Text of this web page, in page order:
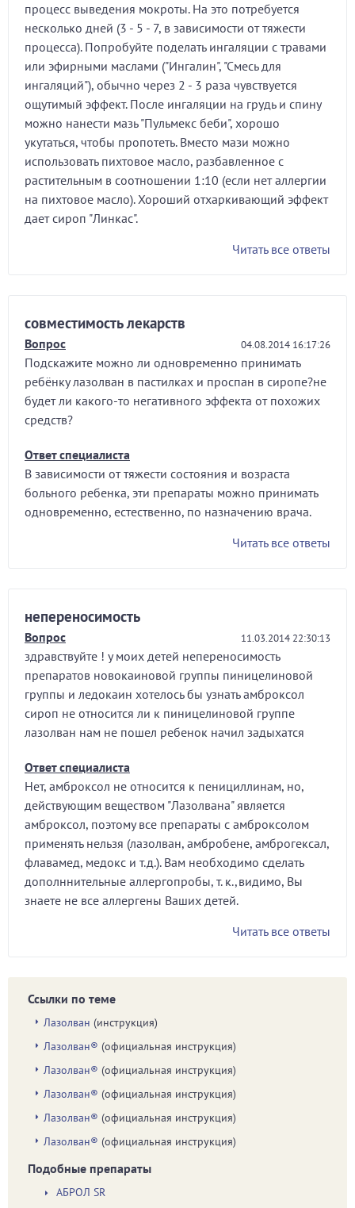
процесс выведения мокроты. На это потребуется
несколько дней (3 - 5 - 7, в зависимости от тяжести
процесса). Попробуйте поделать ингаляции с травами
или эфирными маслами ("Ингалин", "Смесь для
ингаляций"), обычно через 2 - 3 раза чувствуется
ощутимый эффект. После ингаляции на грудь и спину
можно нанести мазь "Пульмекс беби", хорошо
укутаться, чтобы пропотеть. Вместо мази можно
использовать пихтовое масло, разбавленное с
растительным в соотношении 1:10 (если нет аллергии
на пихтовое масло). Хороший отхаркивающий эффект
дает сироп "Линкас".
Читать все ответы
совместимость лекарств
Вопрос 04.08.2014 16:17:26
Подскажите можно ли одновременно принимать
ребёнку лазолван в пастилках и проспан в сиропе?не
будет ли какого-то негативного эффекта от похожих
средств?
Ответ специалиста
В зависимости от тяжести состояния и возраста
больного ребенка, эти препараты можно принимать
одновременно, естественно, по назначению врача.
Читать все ответы
непереносимость
Вопрос 11.03.2014 22:30:13
здравствуйте ! у моих детей непереносимость
препаратов новокаиновой группы пиницелиновой
группы и ледокаин хотелось бы узнать амброксол
сироп не относится ли к пиницелиновой группе
лазолван нам не пошел ребенок начил задыхатся
Ответ специалиста
Нет, амброксол не относится к пенициллинам, но,
действующим веществом "Лазолвана" является
амброксол, поэтому все препараты с амброксолом
применять нельзя (лазолван, амбробене, амброгексал,
флавамед, медокс и т.д.). Вам необходимо сделать
дополннительные аллергопробы, т. к.,видимо, Вы
знаете не все аллергены Ваших детей.
Читать все ответы
Ссылки по теме
Лазолван (инструкция)
Лазолван® (официальная инструкция)
Лазолван® (официальная инструкция)
Лазолван® (официальная инструкция)
Лазолван® (официальная инструкция)
Лазолван® (официальная инструкция)
Подобные препараты
АБРОЛ SR